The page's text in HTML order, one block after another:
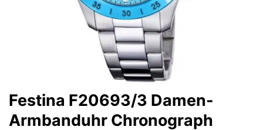
Festina F20693/3 Damen-
Armbanduhr Chronograph